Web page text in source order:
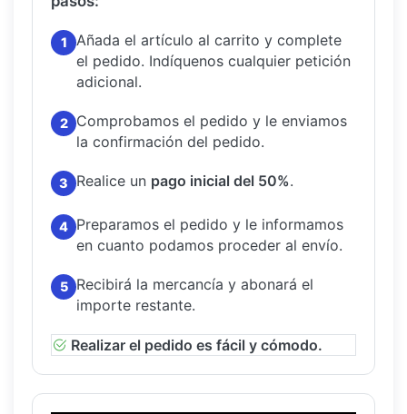
1
Añada el artículo al carrito y complete
el pedido. Indíquenos cualquier petición
adicional.
2
Comprobamos el pedido y le enviamos
la confirmación del pedido.
3 Realice un pago inicial del 50%.
4 Preparamos el pedido y le informamos
en cuanto podamos proceder al envío.
5
Recibirá la mercancía y abonará el
importe restante.
Realizar el pedido es fácil y cómodo.